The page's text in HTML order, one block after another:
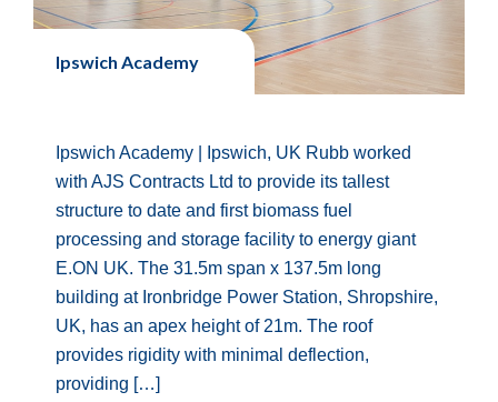
Ipswich Academy
Ipswich Academy | Ipswich, UK Rubb worked
with AJS Contracts Ltd to provide its tallest
structure to date and first biomass fuel
processing and storage facility to energy giant
E.ON UK. The 31.5m span x 137.5m long
building at Ironbridge Power Station, Shropshire,
UK, has an apex height of 21m. The roof
provides rigidity with minimal deflection,
providing […]